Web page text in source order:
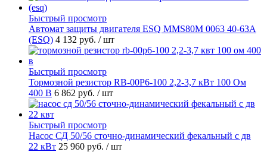
Быстрый просмотр
Автомат защиты двигателя ESQ MMS80M 0063 40-63А
(ESQ) 4 132 руб. / шт
Быстрый просмотр
Тормозной резистор RB-00P6-100 2,2-3,7 кВт 100 Ом
400 В 6 862 руб. / шт
Быстрый просмотр
Насос СД 50/56 сточно-динамический фекальный с дв
22 кВт 25 960 руб. / шт